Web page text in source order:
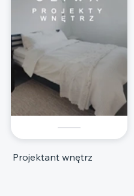
Projektant wnętrz